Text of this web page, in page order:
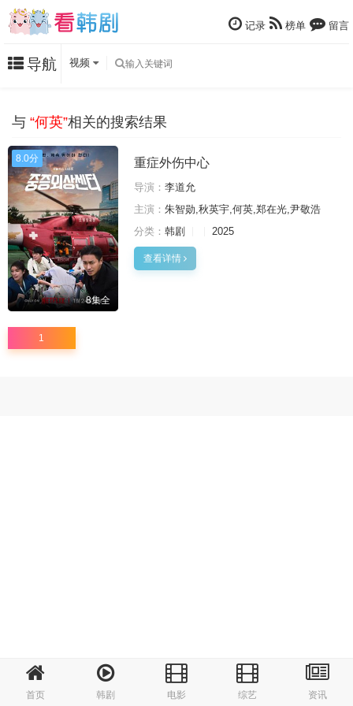
记录 榜单 留言
导航 视频
首页 韩剧 电影 综艺 资讯
与 “何英”相关的搜索结果
8.0分
8集全
重症外伤中心
导演： 李道允
主演： 朱智勋,秋英宇,何英,郑在光,尹敬浩
分类： 韩剧 2025
查看详情
1